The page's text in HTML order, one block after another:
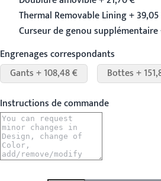
Thermal Removable Lining +
Curseur de genou supplémentaire
Engrenages correspondants
Gants + 108,48 €
Bottes +
Instructions de commande